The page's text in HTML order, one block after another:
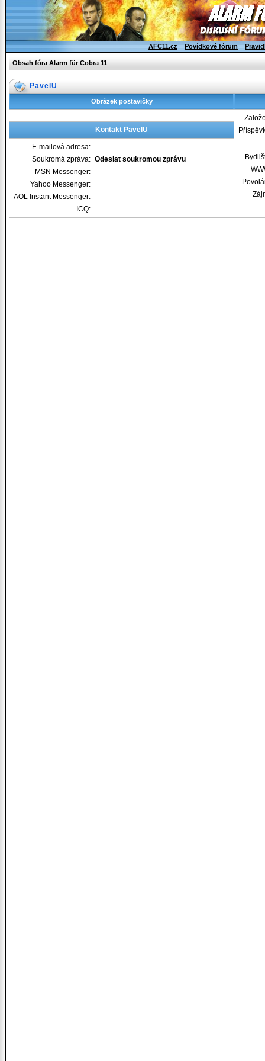
AFC11.cz Povídkové fórum
Obsah fóra Alarm für Cobra 11
PavelU
Obrázek postavičky
Kontakt PavelU
E-mailová adresa:
Soukromá zpráva: Odeslat soukromou zprávu
MSN Messenger:
Yahoo Messenger:
AOL Instant Messenger:
ICQ: